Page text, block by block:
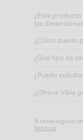
¿Este
las
¿Cómo puedo
¿Qué tipo de
¿Puedo
¿Ofrece Vibia
Si tienes alguna
Servicios.